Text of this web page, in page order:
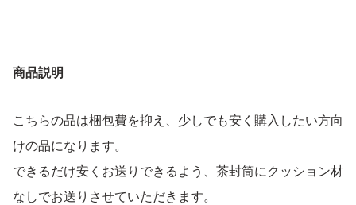
商品説明
こちらの品は梱包費を抑え、少しでも安く購入したい方向
けの品になります。
できるだけ安くお送りできるよう、茶封筒にクッション材
なしでお送りさせていただきます。